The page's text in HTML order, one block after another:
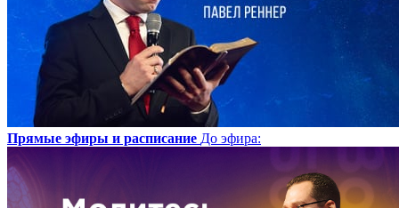
Прямые эфиры и расписание До эфира: